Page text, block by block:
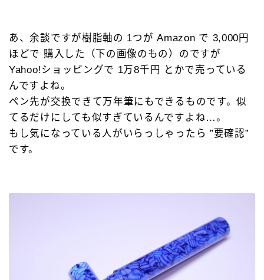
あ、余談ですが樹脂軸の 1つが Amazon で 3,000円
ほどで 購入した（下の画像のもの）のですが
Yahoo!ショッピングで 1万8千円 とかで売っている
んですよね。
ペン先が交換できて万年筆にもできるものです。似
てるだけにしても似すぎているんですよね…。
もし気になっている人がいらっしゃったら ”要確認”
です。